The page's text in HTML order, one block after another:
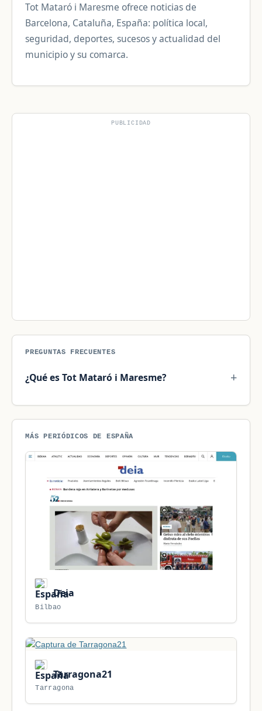
Tot Mataró i Maresme ofrece noticias de
Barcelona, Cataluña, España: política local,
seguridad, deportes, sucesos y actualidad del
municipio y su comarca.
PUBLICIDAD
PREGUNTAS FRECUENTES
¿Qué es Tot Mataró i Maresme?
MÁS PERIÓDICOS DE ESPAÑA
Deia
Bilbao
Tarragona21
Tarragona